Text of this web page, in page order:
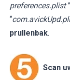
preferences.plist
“
prullenbak.
Scan